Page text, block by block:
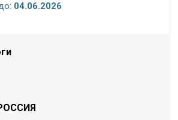
04.06.2026